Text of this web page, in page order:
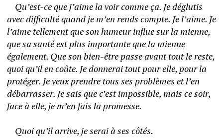
	Qu’est-ce que j’aime la voir comme ça. Je déglutis
avec difficulté quand je m’en rends compte. Je l’aime. Je
l’aime tellement que son humeur influe sur la mienne,
que sa santé est plus importante que la mienne
également. Que son bien-être passe avant tout le reste,
quoi qu’il en coûte. Je donnerai tout pour elle, pour la
protéger. Je veux prendre tous ses problèmes et l’en
débarrasser. Je sais que c’est impossible, mais ce soir,